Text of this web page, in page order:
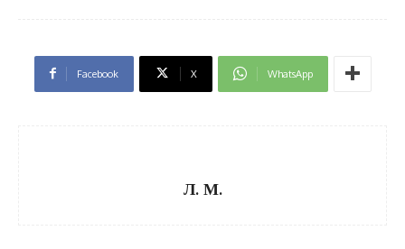
Facebook X WhatsApp
Л. М.